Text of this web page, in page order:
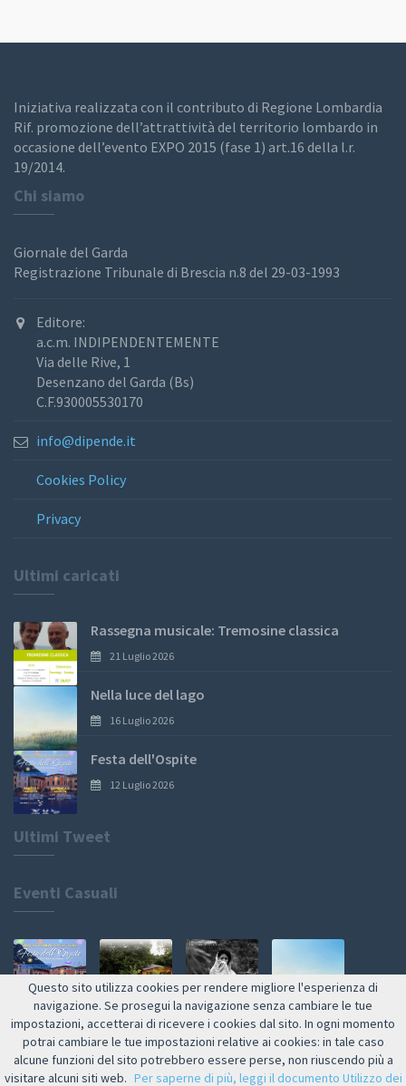
Iniziativa realizzata con il contributo di Regione Lombardia
Rif. promozione dell’attrattività del territorio lombardo in
occasione dell’evento EXPO 2015 (fase 1) art.16 della l.r.
19/2014.
Chi siamo
Giornale del Garda
Registrazione Tribunale di Brescia n.8 del 29-03-1993
Editore:
a.c.m. INDIPENDENTEMENTE
Via delle Rive, 1
Desenzano del Garda (Bs)
C.F.930005530170
info@dipende.it
Cookies Policy
Privacy
Ultimi caricati
Rassegna musicale: Tremosine classica
21 Luglio 2026
Nella luce del lago
16 Luglio 2026
Festa dell'Ospite
12 Luglio 2026
Ultimi Tweet
Eventi Casuali
Web by NETMOOLE
Questo sito utilizza cookies per rendere migliore l'esperienza di
navigazione. Se prosegui la navigazione senza cambiare le tue
impostazioni, accetterai di ricevere i cookies dal sito. In ogni momento
potrai cambiare le tue impostazioni relative ai cookies: in tale caso
alcune funzioni del sito potrebbero essere perse, non riuscendo più a
visitare alcuni siti web. Per saperne di più, leggi il documento Utilizzo dei